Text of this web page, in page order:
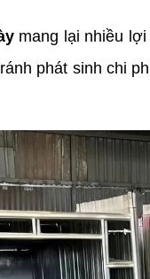
mang lại nhiều lợi
phát sinh chi